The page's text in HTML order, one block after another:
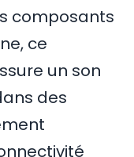
composants
ce
un son
des